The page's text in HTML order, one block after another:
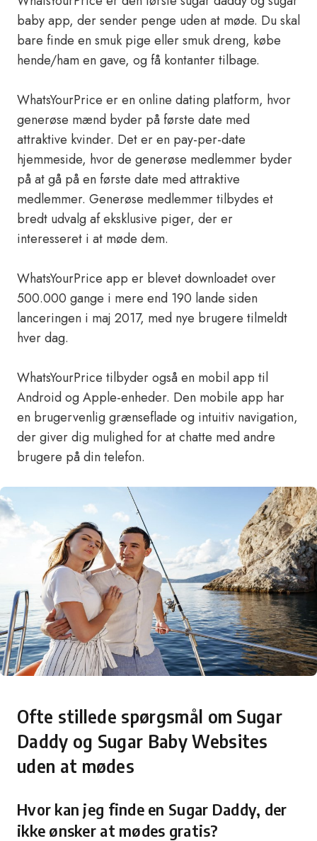
baby app, der sender penge uden at møde. Du skal
bare finde en smuk pige eller smuk dreng, købe
hende/ham en gave, og få kontanter tilbage.
WhatsYourPrice er en online dating platform, hvor
generøse mænd byder på første date med
attraktive kvinder. Det er en pay-per-date
hjemmeside, hvor de generøse medlemmer byder
på at gå på en første date med attraktive
medlemmer. Generøse medlemmer tilbydes et
bredt udvalg af eksklusive piger, der er
interesseret i at møde dem.
WhatsYourPrice app er blevet downloadet over
500.000 gange i mere end 190 lande siden
lanceringen i maj 2017, med nye brugere tilmeldt
hver dag.
WhatsYourPrice tilbyder også en mobil app til
Android og Apple-enheder. Den mobile app har
en brugervenlig grænseflade og intuitiv navigation,
der giver dig mulighed for at chatte med andre
brugere på din telefon.
Ofte stillede spørgsmål om Sugar
Daddy og Sugar Baby Websites
uden at mødes
Hvor kan jeg finde en Sugar Daddy, der
ikke ønsker at mødes gratis?